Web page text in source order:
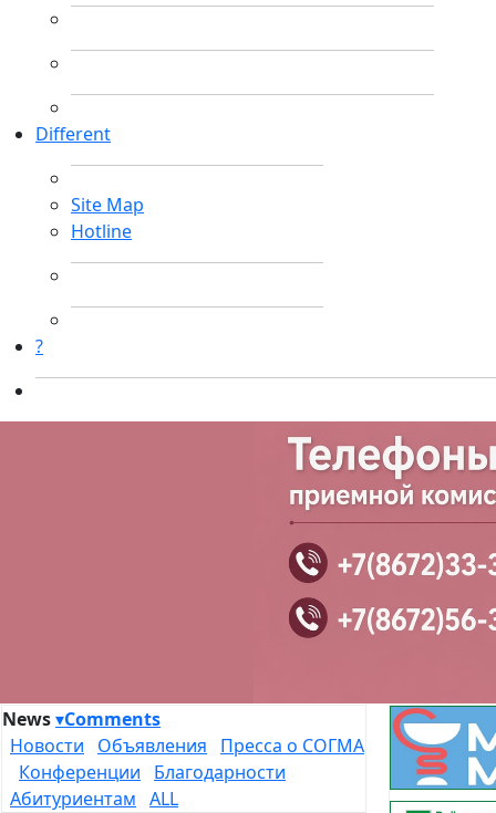
Different
Site Map
Hotline
?
News▾Comments
Новости
Объявления
Пресса о СОГМА
Конференции
Благодарности
Абитуриентам ALL